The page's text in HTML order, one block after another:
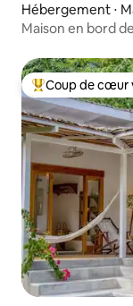
Hébergement ⋅
Maison en bord
Coups de cœur
Coup de cœur